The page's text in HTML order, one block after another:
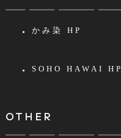
かみ染 HP
SOHO HAWAI HP
OTHER